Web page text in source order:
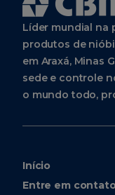
Líder mundial na
produtos de
em Araxá, Minas
sede e controle
o mundo todo,
Início
Entre em contato